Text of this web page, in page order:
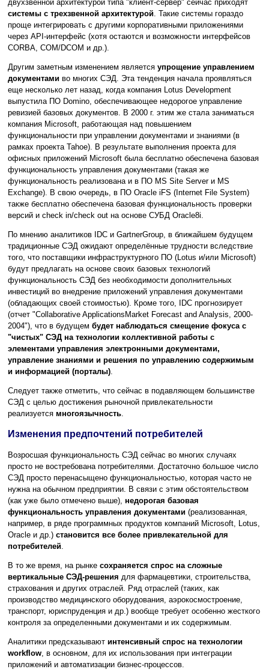
двухзвенной архитектурой типа "клиент-сервер" сейчас приходят
системы с трехзвенной архитектурой . Такие системы гораздо
проще интегрировать с другими корпоративными приложениями
через API-интерфейс (хотя остаются и возможности интерфейсов
CORBA, COM/DCOM и др.).
Другим заметным изменением является упрощение управлением
документами во многих CЭД. Эта тенденция начала проявляться
еще несколько лет назад, когда компания Lotus Development
выпустила ПО Domino, обеспечивающее недорогое управление
ревизией базовых документов. В 2000 г. этим же стала заниматься
компания Microsoft, работающая над повышением
функциональности при управлении документами и знаниями (в
рамках проекта Tahoe). В результате выполнения проекта для
офисных приложений Microsoft была бесплатно обеспечена базовая
функциональность управления документами (такая же
функциональность реализована и в ПО MS Site Server и MS
Exchange). В свою очередь, в ПО Oracle iFS (Internet File System)
также бесплатно обеспечена базовая функциональность проверки
версий и check in/check out на основе СУБД Oracle8i.
По мнению аналитиков IDC и GartnerGroup, в ближайшем будущем
традиционные СЭД ожидают определённые трудности вследствие
того, что поставщики инфраструктурного ПО (Lotus и/или Microsoft)
будут предлагать на основе своих базовых технологий
функциональность СЭД без необходимости дополнительных
инвестиций во внедрение приложений управления документами
(обладающих своей стоимостью). Кроме того, IDC прогнозирует
(отчет "Collaborative ApplicationsMarket Forecast and Analysis, 2000-
2004"), что в будущем будет наблюдаться смещение фокуса с
"чистых" СЭД на технологии коллективной работы с
элементами управления электронными документами,
управление знаниями и решения по управлению содержимым
и информацией (порталы)
Следует также отметить, что сейчас в подавляющем большинстве
СЭД с целью достижения рыночной привлекательности
реализуется многоязычность
Изменения предпочтений потребителей
Возросшая функциональность СЭД сейчас во многих случаях
просто не востребована потребителями. Достаточно большое число
СЭД просто перенасыщено функциональностью, которая часто не
нужна на обычном предприятии. В связи с этим обстоятельством
(как уже было отмечено выше), недорогая базовая
функциональность управления документами (реализованная,
например, в ряде программных продуктов компаний Microsoft, Lotus,
Oracle и др.) становится все более привлекательной для
потребителей
В то же время, на рынке сохраняется спрос на сложные
вертикальные СЭД-решения для фармацевтики, строительства,
страхования и других отраслей. Ряд отраслей (таких, как
производство медицинского оборудования, аэрокосмостроение,
транспорт, юриcпруденция и др.) вообще требует особенно жесткого
контроля за определенными документами и их содержимым.
Аналитики предсказывают интенсивный спрос на технологии
workflow , в основном, для их использования при интеграции
приложений и автоматизации бизнес-процессов.